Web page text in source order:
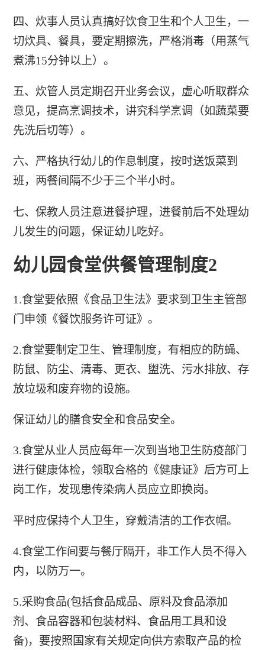
四、炊事人员认真搞好饮食卫生和个人卫生，一
切炊具、餐具，要定期擦洗，严格消毒（用蒸气
煮沸15分钟以上）。
五、炊管人员定期召开业务会议，虚心听取群众
意见，提高烹调技术，讲究科学烹调（如蔬菜要
先洗后切等）。
六、严格执行幼儿的作息制度，按时送饭菜到
班，两餐间隔不少于三个半小时。
七、保教人员注意进餐护理，进餐前后不处理幼
儿发生的问题，保证幼儿吃好。
幼儿园食堂供餐管理制度2
1.食堂要依照《食品卫生法》要求到卫生主管部
门申领《餐饮服务许可证》。
2.食堂要制定卫生、管理制度，有相应的防蝇、
防鼠、防尘、清毒、更衣、盥洗、污水排放、存
放垃圾和废弃物的设施。
保证幼儿的膳食安全和食品安全。
3.食堂从业人员应每年一次到当地卫生防疫部门
进行健康体检，领取合格的《健康证》后方可上
岗工作，发现患传染病人员应立即换岗。
平时应保持个人卫生，穿戴清洁的工作衣帽。
4.食堂工作间要与餐厅隔开，非工作人员不得入
内，以防万一。
5.采购食品(包括食品成品、原料及食品添加
剂、食品容器和包装材料、食品用工具和设
备)，要按照国家有关规定向供方索取产品的检